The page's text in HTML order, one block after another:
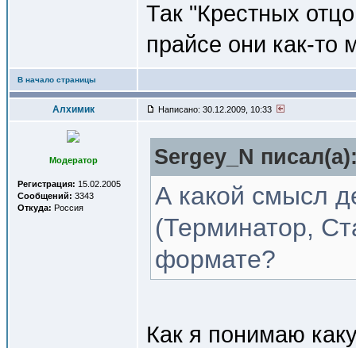
Так "Крестных
прайсе они как-то
В начало страницы
Алхимик Написано: 30.12.2009, 10:33
Модератор
Регистрация: 15.02.2005
Сообщений: 3343
Откуда: Россия
Sergey_N
А какой смысл
(Терминатор,
формате?
Как я понимаю